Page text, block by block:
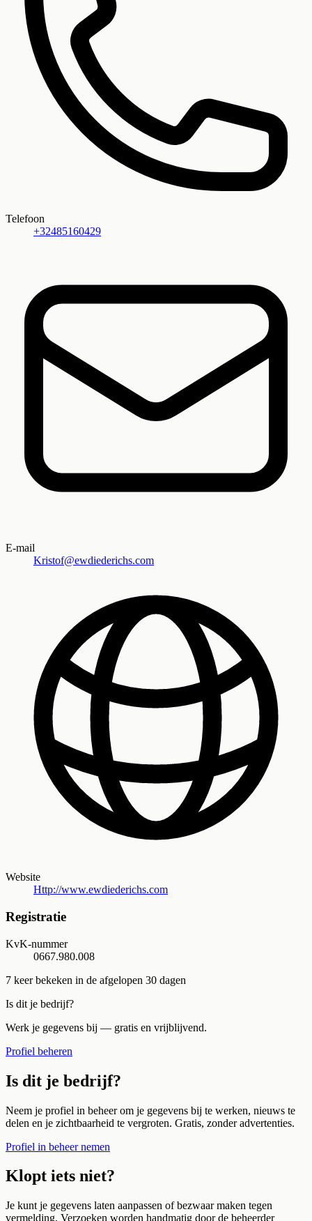
Telefoon
+32485160429
E-mail
Kristof@ewdiederichs.com
Website
Http://www.ewdiederichs.com
Registratie
KvK-nummer
0667.980.008
7 keer bekeken in de afgelopen 30 dagen
Is dit je bedrijf?
Werk je gegevens bij — gratis en vrijblijvend.
Profiel beheren
Is dit je bedrijf?
Neem je profiel in beheer om je gegevens bij te werken, nieuws te
delen en je zichtbaarheid te vergroten. Gratis, zonder advertenties.
Profiel in beheer nemen
Klopt iets niet?
Je kunt je gegevens laten aanpassen of bezwaar maken tegen
vermelding. Verzoeken worden handmatig door de beheerder